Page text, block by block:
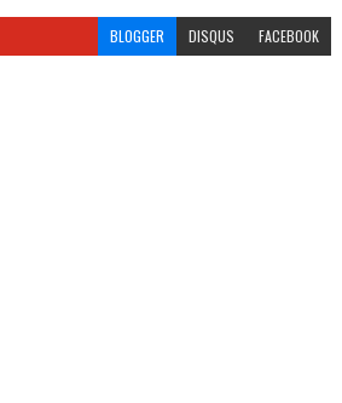
BLOGGER DISQUS FACEBOOK